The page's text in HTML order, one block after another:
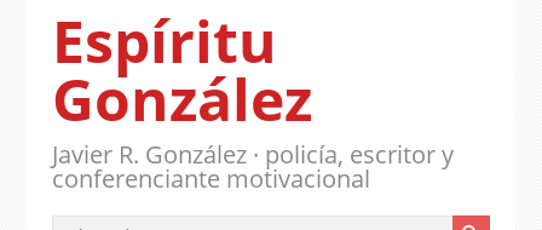
Espíritu
González
Javier R. González · policía, escritor y
conferenciante motivacional